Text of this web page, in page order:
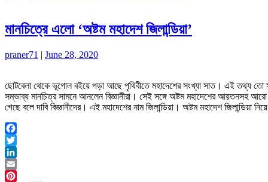
মানচিত্রে এলো ‘অষ্টম মহাদেশ জিলান্ডিয়া’
praner71 | June 28, 2020
ছোটবেলা থেকে ভূগোল বইয়ে পড়া আছে পৃথিবীতে মহাদেশের সংখ্যা সাত। এই তথ্য তো
সম্ভাব্য মানচিত্র সামনে আনলেন বিজ্ঞানীরা। সেই সঙ্গে অষ্টম মহাদেশের
গেছে বলে দাবি বিজ্ঞানীদের। এই মহাদেশের নাম জিলান্ডিয়া। অষ্টম মহাদেশ জিলান্ডিয়া
Facebook
Twitter
LinkedIn
Email